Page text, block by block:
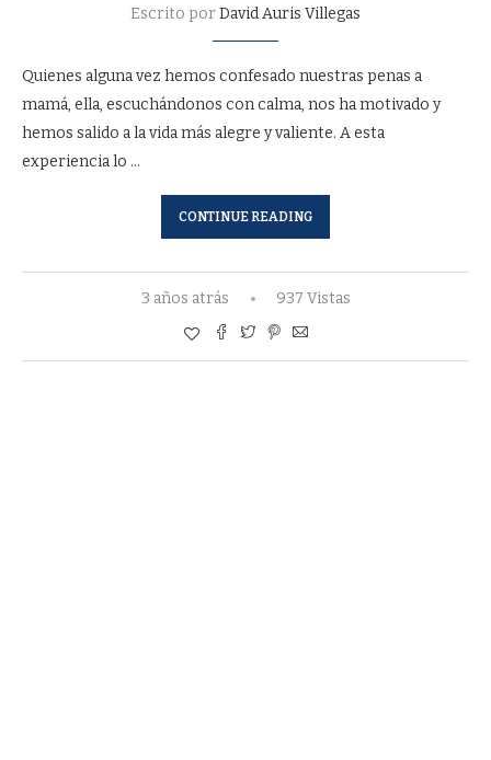
Escrito porDavid Auris Villegas
Quienes alguna vez hemos confesado nuestras penas a
mamá, ella, escuchándonos con calma, nos ha motivado y
hemos salido a la vida más alegre y valiente. A esta
experiencia lo …
CONTINUE READING
3 años atrás 937 Vistas